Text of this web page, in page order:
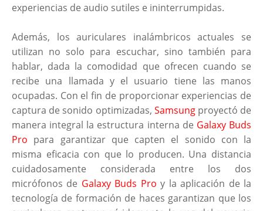
experiencias de audio sutiles e ininterrumpidas.
Además, los auriculares inalámbricos actuales se
utilizan no solo para escuchar, sino también para
hablar, dada la comodidad que ofrecen cuando se
recibe una llamada y el usuario tiene las manos
ocupadas. Con el fin de proporcionar experiencias de
captura de sonido optimizadas, Samsungproyectó de
manera integral la estructura interna de Galaxy Buds
Pro para garantizar que capten el sonido con la
misma eficacia con que lo producen. Una distancia
cuidadosamente considerada entre los dos
micrófonos de Galaxy Buds Pro y la aplicación de la
tecnología de formación de haces garantizan que los